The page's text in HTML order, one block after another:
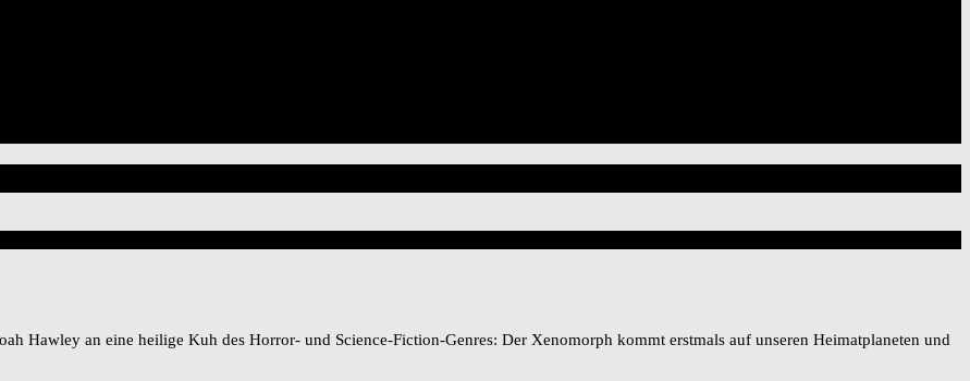
Hawley an eine heilige Kuh des Horror- und Science-Fiction-Genres: Der Xenomorph kommt erstmals auf unseren Heimatplaneten und